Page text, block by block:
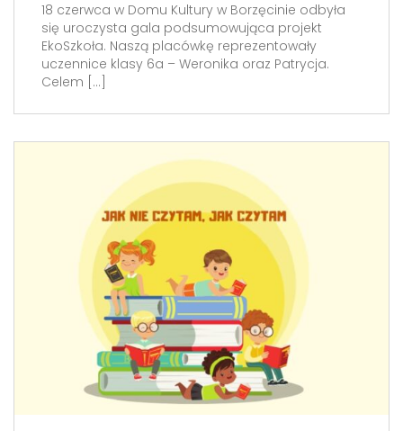
18 czerwca w Domu Kultury w Borzęcinie odbyła
się uroczysta gala podsumowująca projekt
EkoSzkoła. Naszą placówkę reprezentowały
uczennice klasy 6a – Weronika oraz Patrycja.
Celem […]